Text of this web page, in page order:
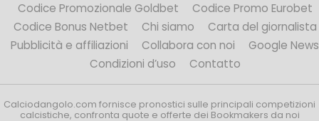
Codice Promozionale Goldbet
Codice Promo Eurobet
Codice Bonus Netbet
Chi siamo
Carta del giornalista
Pubblicità e affiliazioni
Collabora con noi
Google News
Condizioni d’uso
Contatto
Calciodangolo.com fornisce pronostici sulle principali competizioni
calcistiche, confronta quote e offerte dei Bookmakers da noi